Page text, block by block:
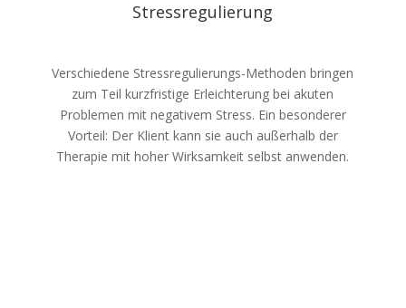
Stressregulierung
Verschiedene Stressregulierungs-Methoden bringen
zum Teil kurzfristige Erleichterung bei akuten
Problemen mit negativem Stress. Ein besonderer
Vorteil: Der Klient kann sie auch außerhalb der
Therapie mit hoher Wirksamkeit selbst anwenden.